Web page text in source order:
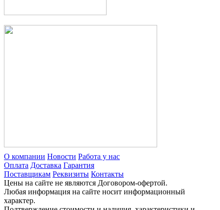
О компании Новости Работа у нас
Оплата Доставка Гарантия
Поставщикам Реквизиты Контакты
Цены на сайте не являются Договором-офертой.
Любая информация на сайте носит информационный
характер.